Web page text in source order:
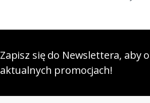
Zapisz się do Newslettera, aby
aktualnych promocjach!